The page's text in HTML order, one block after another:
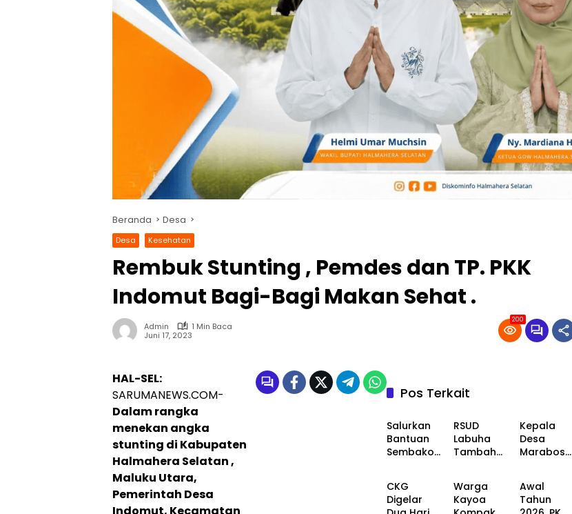
Beranda Desa
Desa Kesehatan
Rembuk Stunting , Pemdes dan TP. PKK
Indomut Bagi-Bagi Makan Sehat .
Admin
1 Min Baca
Juni 17, 2023
200
HAL-SEL:
SARUMANEWS.COM-
Dalam rangka
menekan angka
stunting di Kabupaten
Halmahera Selatan ,
Maluku Utara,
Pemerintah Desa
Indomut, Kecamatan
Pos Terkait
Desa
Salurkan
Bantuan
Sembako
Stunting,
Pemerinta
Kesehatan
RSUD
Labuha
Tambah
Baru untuk
Tingkatka
Kepala
Desa
Marabose
Buat Doa
Syukuran
Kesehatan
CKG
Digelar
Desa
Warga
Kayoa
Kesehatan
Awal
Tahun